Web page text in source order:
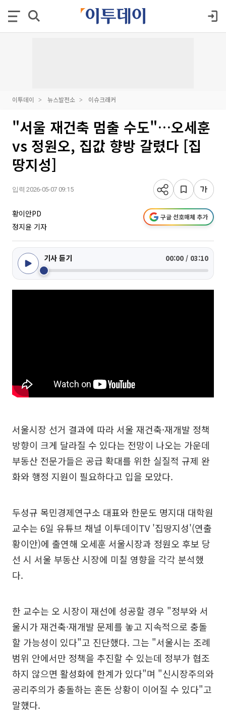
이투데이 뉴스발전소 이슈크래커
"서울 재건축 멈출 수도"…오세훈
vs 정원오, 집값 향방 갈렸다 [집
땅지성]
입력 2026-05-07 09:15
황이안PD
정지윤 기자
구글 선호매체 추가
기사 듣기 00:00 / 03:10
서울시장 선거 결과에 따라 서울 재건축·재개발 정책
방향이 크게 달라질 수 있다는 전망이 나오는 가운데
부동산 전문가들은 공급 확대를 위한 실질적 규제 완
화와 행정 지원이 필요하다고 입을 모았다.
두성규 목민경제연구소 대표와 한문도 명지대 대학원
교수는 6일 유튜브 채널 이투데이TV '집땅지성'(연출
황이안)에 출연해 오세훈 서울시장과 정원오 후보 당
선 시 서울 부동산 시장에 미칠 영향을 각각 분석했
다.
한 교수는 오 시장이 재선에 성공할 경우 "정부와 서
울시가 재건축·재개발 문제를 놓고 지속적으로 충돌
할 가능성이 있다"고 진단했다. 그는 "서울시는 조례
범위 안에서만 정책을 추진할 수 있는데 정부가 협조
하지 않으면 활성화에 한계가 있다"며 "신시장주의와
공리주의가 충돌하는 혼돈 상황이 이어질 수 있다"고
말했다.